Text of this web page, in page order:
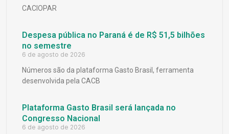
CACIOPAR
Despesa pública no Paraná é de R$ 51,5 bilhões
no semestre
6 de agosto de 2026
Números são da plataforma Gasto Brasil, ferramenta
desenvolvida pela CACB
Plataforma Gasto Brasil será lançada no
Congresso Nacional
6 de agosto de 2026